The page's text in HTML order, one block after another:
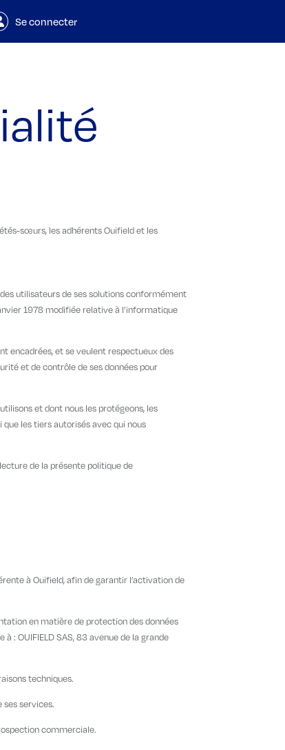
Se connecter
sœurs, les adhérents Ouifield et les
utilisateurs de ses solutions conformément
1978 modifiée relative à l’informatique
encadrées, et se veulent respectueux des
et de contrôle de ses données pour
et dont nous les protégeons, les
les tiers autorisés avec qui nous
de la présente politique de
à Ouifield, afin de garantir l’activation de
en matière de protection des données
: OUIFIELD SAS, 83 avenue de la grande
techniques.
ses services.
commerciale.